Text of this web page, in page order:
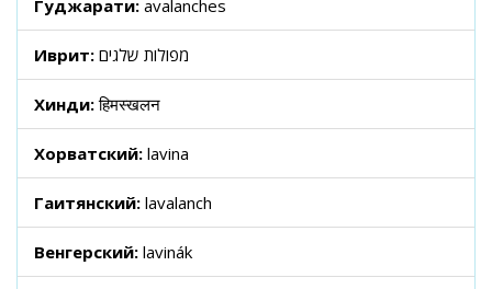
Гуджарати: avalanches
Иврит: מפולות שלגים
Хинди:हिमस्खलन
Хорватский: lavina
Гаитянский: lavalanch
Венгерский: lavinák